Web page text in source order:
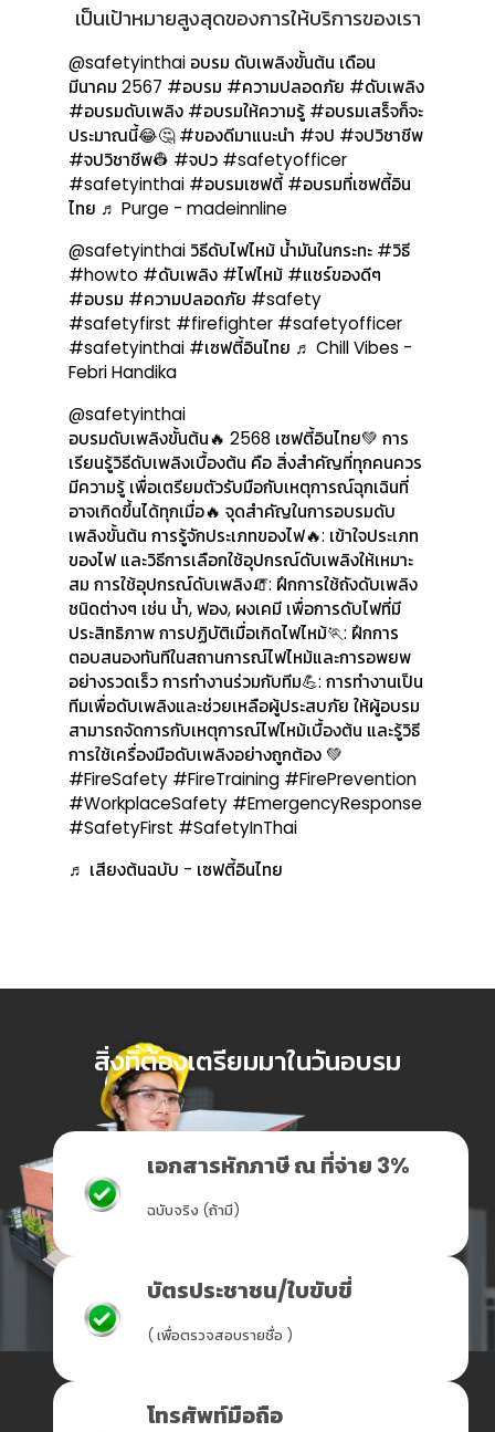
เป็นเป้าหมายสูงสุดของการให้บริการของเรา
@safetyinthaiอบรม ดับเพลิงขั้นต้น เดือน
มีนาคม 2567 #อบรม #ความปลอดภัย #ดับเพลิง
#อบรมดับเพลิง #อบรมให้ความรู้ #อบรมเสร็จก็จะ
ประมาณนี้😂🤔 #ของดีมาแนะนํา #จป #จปวิชาชีพ
#จปวิชาชีพ👷 #จปว #safetyofficer
#safetyinthai #อบรมเซฟตี้ #อบรมที่เซฟตี้อิน
ไทย ♬ Purge - madeinnline
@safetyinthaiวิธีดับไฟไหม้ น้ำมันในกระทะ #วิธี
#howto #ดับเพลิง #ไฟไหม้ #แชร์ของดีๆ
#อบรม #ความปลอดภัย #safety
#safetyfirst #firefighter #safetyofficer
#safetyinthai #เซฟตี้อินไทย ♬ Chill Vibes -
Febri Handika
@safetyinthai
อบรมดับเพลิงขั้นต้น🔥 2568 เซฟตี้อินไทย💚 การ
เรียนรู้วิธีดับเพลิงเบื้องต้น คือ สิ่งสำคัญที่ทุกคนควร
มีความรู้ เพื่อเตรียมตัวรับมือกับเหตุการณ์ฉุกเฉินที่
อาจเกิดขึ้นได้ทุกเมื่อ🔥 จุดสำคัญในการอบรมดับ
เพลิงขั้นต้น การรู้จักประเภทของไฟ🔥: เข้าใจประเภท
ของไฟ และวิธีการเลือกใช้อุปกรณ์ดับเพลิงให้เหมาะ
สม การใช้อุปกรณ์ดับเพลิง🧯: ฝึกการใช้ถังดับเพลิง
ชนิดต่างๆ เช่น น้ำ, ฟอง, ผงเคมี เพื่อการดับไฟที่มี
ประสิทธิภาพ การปฏิบัติเมื่อเกิดไฟไหม้🏃: ฝึกการ
ตอบสนองทันทีในสถานการณ์ไฟไหม้และการอพยพ
อย่างรวดเร็ว การทำงานร่วมกับทีม💪: การทำงานเป็น
ทีมเพื่อดับเพลิงและช่วยเหลือผู้ประสบภัย ให้ผู้อบรม
สามารถจัดการกับเหตุการณ์ไฟไหม้เบื้องต้น และรู้วิธี
การใช้เครื่องมือดับเพลิงอย่างถูกต้อง 💚
#FireSafety #FireTraining #FirePrevention
#WorkplaceSafety #EmergencyResponse
#SafetyFirst #SafetyInThai
♬ เสียงต้นฉบับ - เซฟตี้อินไทย
สิ่งที่ต้องเตรียมมาในวันอบรม
เอกสารหักภาษี ณ ที่จ่าย 3%
ฉบับจริง (ถ้ามี)
บัตรประชาชน/ใบขับขี่
( เพื่อตรวจสอบรายชื่อ )
โทรศัพท์มือถือ